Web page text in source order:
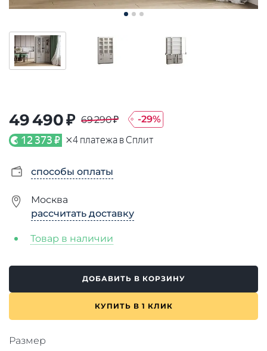
49 490 ₽ 69 290 ₽ -29%
12 373 ₽ ×4 платежа в Сплит
способы оплаты
Москва
рассчитать доставку
Товар в наличии
ДОБАВИТЬ В КОРЗИНУ
КУПИТЬ В 1 КЛИК
Размер